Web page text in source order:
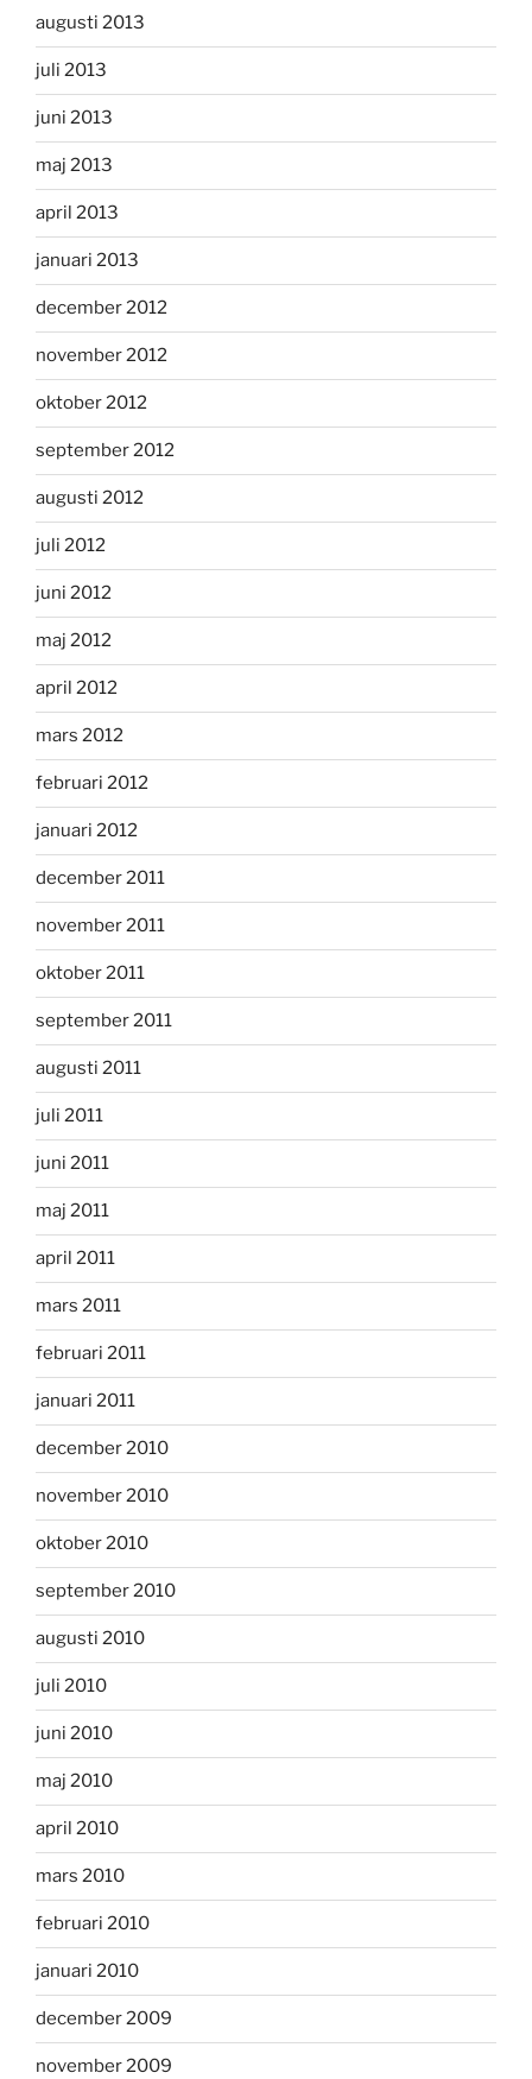
augusti 2013
juli 2013
juni 2013
maj 2013
april 2013
januari 2013
december 2012
november 2012
oktober 2012
september 2012
augusti 2012
juli 2012
juni 2012
maj 2012
april 2012
mars 2012
februari 2012
januari 2012
december 2011
november 2011
oktober 2011
september 2011
augusti 2011
juli 2011
juni 2011
maj 2011
april 2011
mars 2011
februari 2011
januari 2011
december 2010
november 2010
oktober 2010
september 2010
augusti 2010
juli 2010
juni 2010
maj 2010
april 2010
mars 2010
februari 2010
januari 2010
december 2009
november 2009